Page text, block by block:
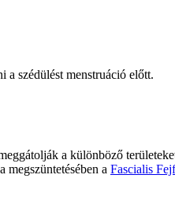
a szédülést menstruáció előtt.
a különböző
a Fascialis